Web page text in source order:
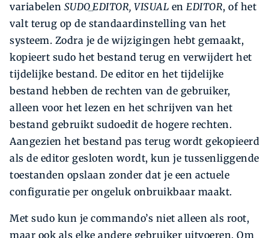
variabelen SUDO_EDITOR, VISUAL en EDITOR, of het
valt terug op de standaardinstelling van het
systeem. Zodra je de wijzigingen hebt gemaakt,
kopieert sudo het bestand terug en verwijdert het
tijdelijke bestand. De editor en het tijdelijke
bestand hebben de rechten van de gebruiker,
alleen voor het lezen en het schrijven van het
bestand gebruikt sudoedit de hogere rechten.
Aangezien het bestand pas terug wordt gekopieerd
als de editor gesloten wordt, kun je tussenliggende
toestanden opslaan zonder dat je een actuele
configuratie per ongeluk onbruikbaar maakt.
Met sudo kun je commando’s niet alleen als root,
maar ook als elke andere gebruiker uitvoeren. Om